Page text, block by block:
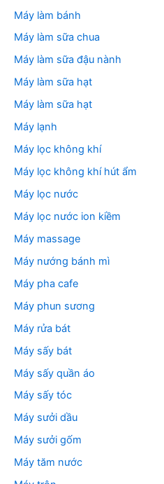
Máy làm bánh
Máy làm sữa chua
Máy làm sữa đậu nành
Máy làm sữa hạt
Máy làm sữa hạt
Máy lạnh
Máy lọc không khí
Máy lọc không khí hút ẩm
Máy lọc nước
Máy lọc nước ion kiềm
Máy massage
Máy nướng bánh mì
Máy pha cafe
Máy phun sương
Máy rửa bát
Máy sấy bát
Máy sấy quần áo
Máy sấy tóc
Máy sưởi dầu
Máy sưởi gốm
Máy tăm nước